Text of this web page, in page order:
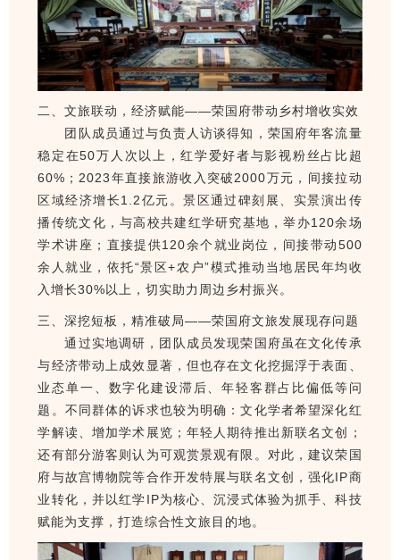
二、文旅联动，经济赋能——荣国府带动乡村增收实效
团队成员通过与负责人访谈得知，荣国府年客流量
稳定在50万人次以上，红学爱好者与影视粉丝占比超
60%；2023年直接旅游收入突破2000万元，间接拉动
区域经济增长1.2亿元。景区通过碑刻展、实景演出传
播传统文化，与高校共建红学研究基地，举办120余场
学术讲座；直接提供120余个就业岗位，间接带动500
余人就业，依托“景区+农户”模式推动当地居民年均收
入增长30%以上，切实助力周边乡村振兴。
三、深挖短板，精准破局——荣国府文旅发展现存问题
通过实地调研，团队成员发现荣国府虽在文化传承
与经济带动上成效显著，但也存在文化挖掘浮于表面、
业态单一、数字化建设滞后、年轻客群占比偏低等问
题。不同群体的诉求也较为明确：文化学者希望深化红
学解读、增加学术展览；年轻人期待推出新联名文创；
还有部分游客则认为可观赏景观有限。对此，建议荣国
府与故宫博物院等合作开发特展与联名文创，强化IP商
业转化，并以红学IP为核心、沉浸式体验为抓手、科技
赋能为支撑，打造综合性文旅目的地。